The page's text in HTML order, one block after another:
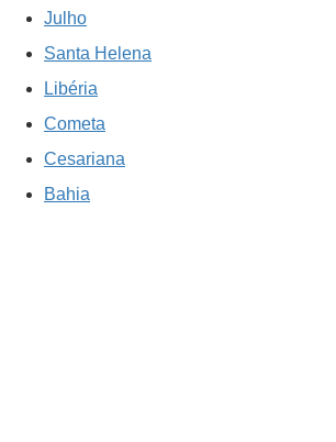
Julho
Santa Helena
Libéria
Cometa
Cesariana
Bahia